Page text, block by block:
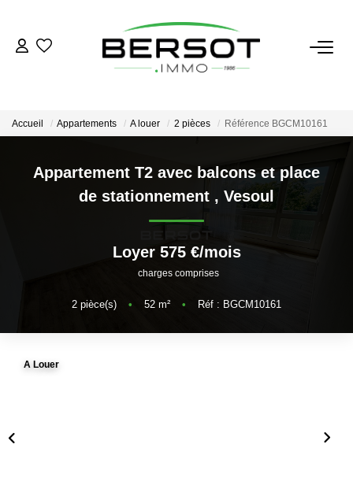
Acheter
Estimer
Vendre
Investissement
Nos Outils
LOUER
Accueil Appartements A louer 2 pièces Référence BGCM10161
Appartement T2 avec balcons et place
de stationnement , Vesoul
Loyer 575 €/mois
charges comprises
2 pièce(s) • 52 m² • Réf : BGCM10161
A Louer